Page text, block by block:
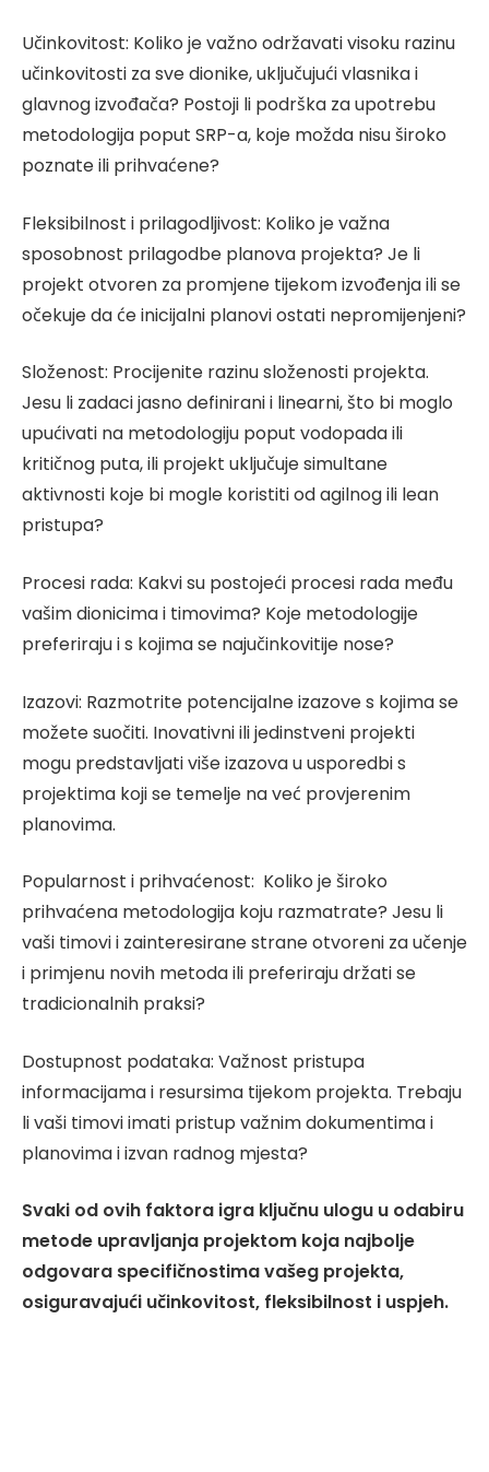
Učinkovitost: Koliko je važno održavati visoku razinu
učinkovitosti za sve dionike, uključujući vlasnika i
glavnog izvođača? Postoji li podrška za upotrebu
metodologija poput SRP-a, koje možda nisu široko
poznate ili prihvaćene?
Fleksibilnost i prilagodljivost: Koliko je važna
sposobnost prilagodbe planova projekta? Je li
projekt otvoren za promjene tijekom izvođenja ili se
očekuje da će inicijalni planovi ostati nepromijenjeni?
Složenost: Procijenite razinu složenosti projekta.
Jesu li zadaci jasno definirani i linearni, što bi moglo
upućivati na metodologiju poput vodopada ili
kritičnog puta, ili projekt uključuje simultane
aktivnosti koje bi mogle koristiti od agilnog ili lean
pristupa?
Procesi rada: Kakvi su postojeći procesi rada među
vašim dionicima i timovima? Koje metodologije
preferiraju i s kojima se najučinkovitije nose?
Izazovi: Razmotrite potencijalne izazove s kojima se
možete suočiti. Inovativni ili jedinstveni projekti
mogu predstavljati više izazova u usporedbi s
projektima koji se temelje na već provjerenim
planovima.
Popularnost i prihvaćenost: Koliko je široko
prihvaćena metodologija koju razmatrate? Jesu li
vaši timovi i zainteresirane strane otvoreni za učenje
i primjenu novih metoda ili preferiraju držati se
tradicionalnih praksi?
Dostupnost podataka: Važnost pristupa
informacijama i resursima tijekom projekta. Trebaju
li vaši timovi imati pristup važnim dokumentima i
planovima i izvan radnog mjesta?
Svaki od ovih faktora igra ključnu ulogu u odabiru
metode upravljanja projektom koja najbolje
odgovara specifičnostima vašeg projekta,
osiguravajući učinkovitost, fleksibilnost i uspjeh.